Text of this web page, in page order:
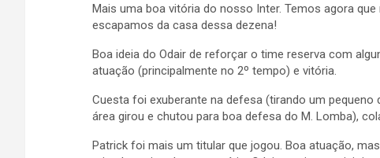
Mais uma boa vitória do nosso Inter. Temos agora
escapamos da casa dessa dezena!
Boa ideia do Odair de reforçar o time reserva com
atuação (principalmente no 2º tempo) e vitória.
Cuesta foi exuberante na defesa (tirando um
área girou e chutou para boa defesa do M. Lomba),
Patrick foi mais um titular que jogou. Boa atuação,